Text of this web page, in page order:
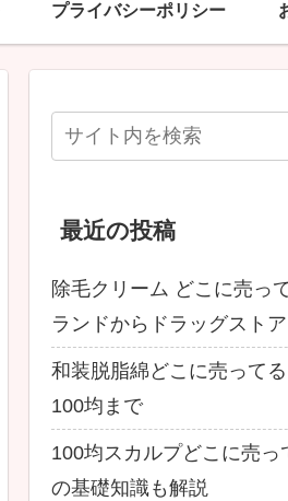
プライバシーポリシー
最近の投稿
除毛クリーム どこに売っ
ランドからドラッグスト
和装脱脂綿どこに売って
100均まで
100均スカルプどこに売っ
の基礎知識も解説